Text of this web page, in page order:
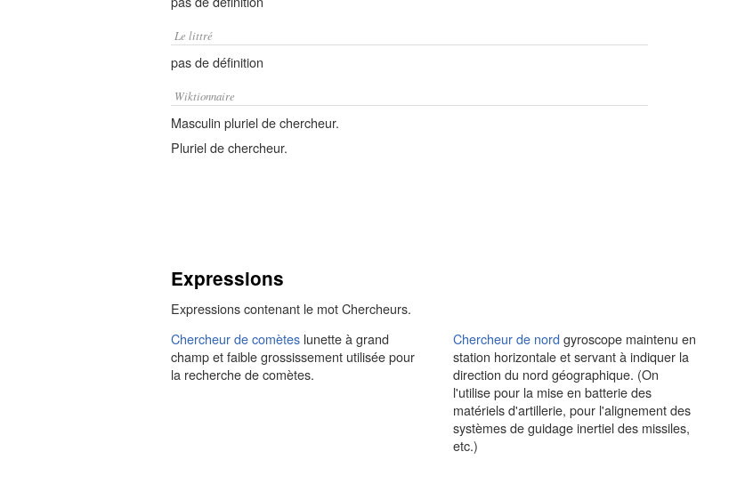
Le littré
pas de définition
Wiktionnaire
Masculin pluriel de chercheur.
Pluriel de chercheur.
Expressions
Expressions contenant le mot Chercheurs.
Chercheur de comètes lunette à grand
champ et faible grossissement utilisée pour
la recherche de comètes.
Chercheur de nord gyroscope maintenu en
station horizontale et servant à indiquer la
direction du nord géographique. (On
l'utilise pour la mise en batterie des
matériels d'artillerie, pour l'alignement des
systèmes de guidage inertiel des missiles,
etc.)